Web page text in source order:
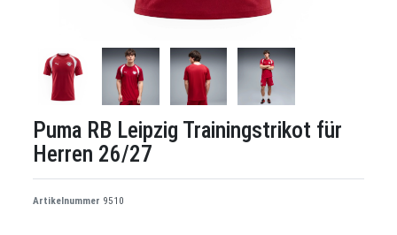
Puma RB Leipzig Trainingstrikot für
Herren 26/27
Artikelnummer 9510